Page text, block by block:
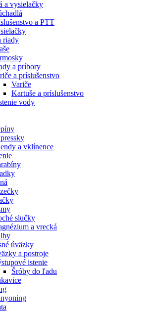
a vysielačky
a PTT
riady
a príbory
a príslušenstvo
Variče
Kartuše a príslušenstvo
vody
a vklínence
slučky
a vrecká
úväzky
a postroje
istenie
Šróby do ľadu